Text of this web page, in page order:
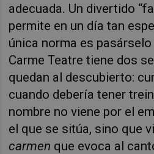
adecuada. Un divertido
permite en un día tan
única norma es
Carme Teatre tiene dos
quedan al descubierto:
cuando debería tener
nombre no viene por el
el que se sitúa, sino que
carmen que evoca al